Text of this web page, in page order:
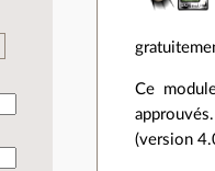
Ce
(version